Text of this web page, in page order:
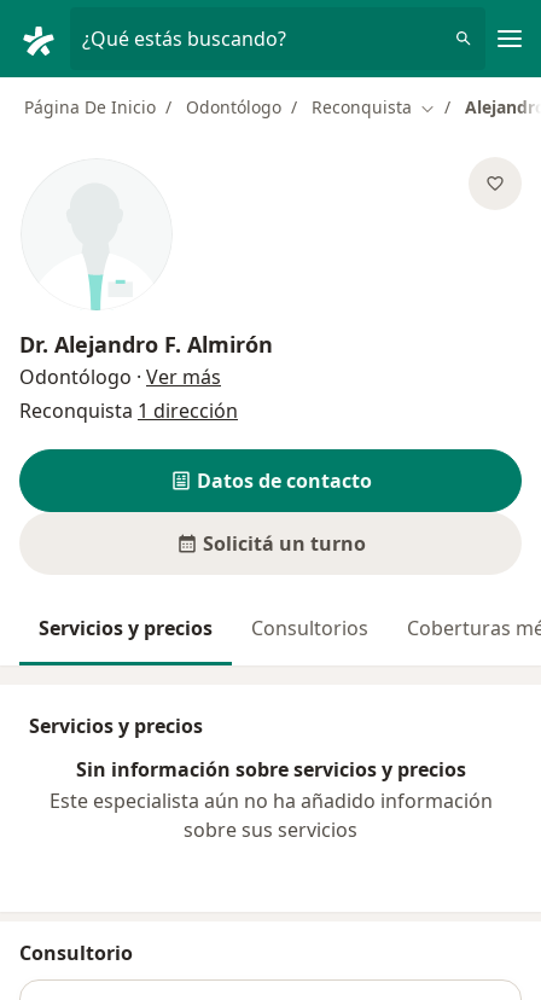
¿Qué estás buscando?
Página De Inicio Odontólogo Reconquista Cambiar de
Dr. Alejandro F. Almirón
Odontólogo · Ver más
Reconquista 1 dirección
Datos de contacto
Solicitá un turno
Servicios y precios Consultorios Coberturas
Servicios y precios
Sin información sobre servicios y precios
Este especialista aún no ha añadido información
sobre sus servicios
Consultorio